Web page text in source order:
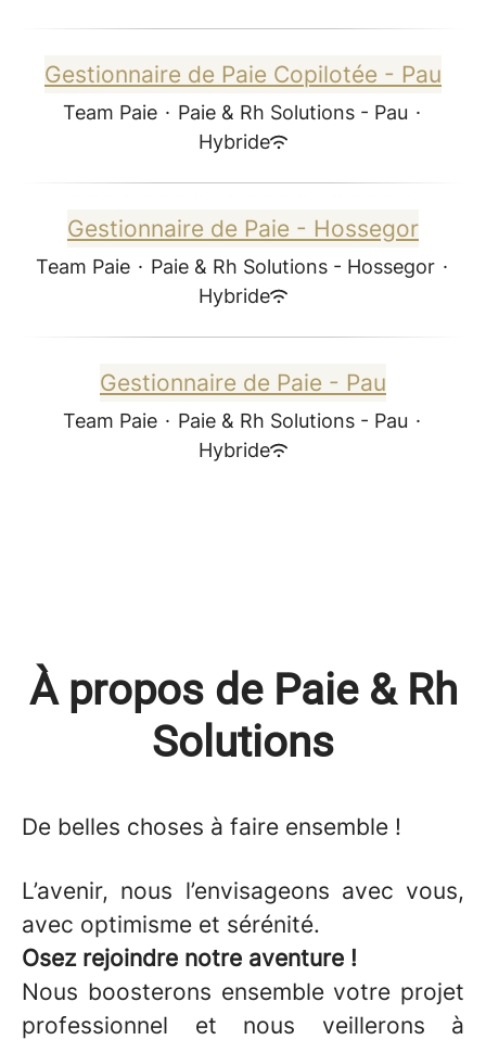
Gestionnaire de Paie Copilotée - Pau
Team Paie · Paie & Rh Solutions - Pau ·
Hybride
Gestionnaire de Paie - Hossegor
Team Paie · Paie & Rh Solutions - Hossegor ·
Hybride
Gestionnaire de Paie - Pau
Team Paie · Paie & Rh Solutions - Pau ·
Hybride
À propos de Paie & Rh
Solutions
De belles choses à faire ensemble !
L’avenir, nous l’envisageons avec vous,
avec optimisme et sérénité.
Osez rejoindre notre aventure !
Nous boosterons ensemble votre projet
professionnel et nous veillerons à